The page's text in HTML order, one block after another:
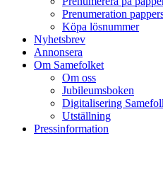
Prenumeration
Köpa lösnummer
Nyhetsbrev
Annonsera
Om Samefolket
Om oss
Jubileumsboken
Digitalisering
Utställning
Pressinformation